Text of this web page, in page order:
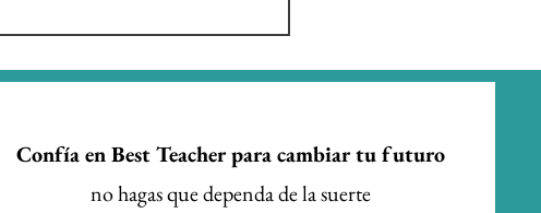
Comunidad de Madrid
2026/2027
Confía en Best Teacher para cambiar tu futuro
no hagas que dependa de la suerte